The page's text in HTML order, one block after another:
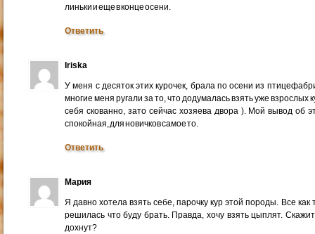
линьки и еще в конце осени.
Ответить
Iriska
У меня с десяток этих курочек, брала по осени из
многие меня ругали за то, что додумалась взять уже
себя скованно, зато сейчас хозяева двора ). Мой вывод об
спокойная, для новичков самое то.
Ответить
Мария
Я давно хотела взять себе, парочку кур этой породы. Все
решилась что буду брать. Правда, хочу взять цыплят.
дохнут?